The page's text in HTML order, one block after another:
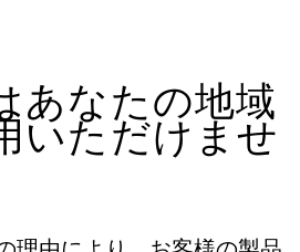
あなたの地域
いただけませ